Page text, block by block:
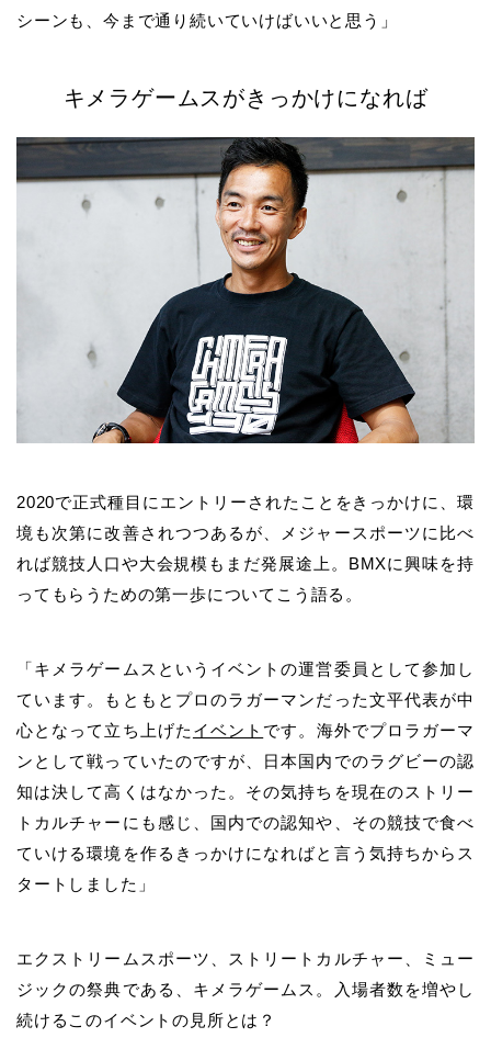
シーンも、今まで通り続いていけばいいと思う」
キメラゲームスがきっかけになれば
2020で正式種目にエントリーされたことをきっかけに、環
境も次第に改善されつつあるが、メジャースポーツに比べ
れば競技人口や大会規模もまだ発展途上。BMXに興味を持
ってもらうための第一歩についてこう語る。
「キメラゲームスというイベントの運営委員として参加し
ています。もともとプロのラガーマンだった文平代表が中
心となって立ち上げた イベント です。 海外でプロラガーマ
ンとして戦っていたのですが、日本国内でのラグビーの認
知は決して高くはなかった。その気持ちを現在のストリー
トカルチャーにも感じ、国内での認知や、その競技で食べ
ていける環境を作るきっかけになればと言う気持ちからス
タートしました 」
エクストリームスポーツ、ストリートカルチャー、ミュー
ジックの祭典である、キメラゲームス。入場者数を増やし
続けるこのイベントの見所とは？